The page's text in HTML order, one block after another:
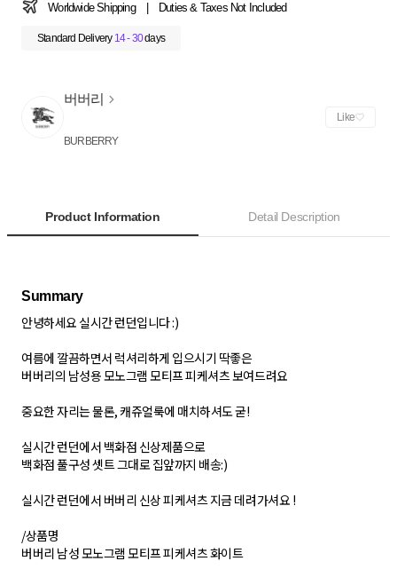
Worldwide Shipping Duties & Taxes Not Included
Standard Delivery 14 - 30days
버버리
BURBERRY
Like
Product Information Detail Description
Summary
안녕하세요 실시간 런던입니다 :)
여름에 깔끔하면서 럭셔리하게 입으시기 딱좋은
버버리의 남성용 모노그램 모티프 피케셔츠 보여드려요
중요한 자리는 물론, 캐쥬얼룩에 매치하셔도 굳!
실시간 런던에서 백화점 신상제품으로
백화점 풀구성 셋트 그대로 집앞까지 배송:)
실시간 런던에서 버버리 신상 피케셔츠 지금 데려가셔요 !
/상품명
버버리 남성 모노그램 모티프 피케셔츠 화이트